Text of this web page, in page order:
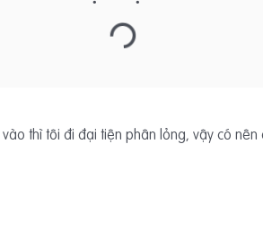
thì tôi đi đại tiện phân lỏng, vậy có